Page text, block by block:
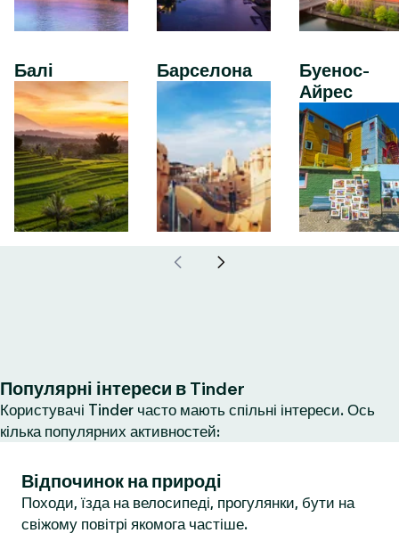
Балі Барселона
Буенос-
Айрес
Популярні інтереси в Tinder
Користувачі Tinder часто мають спільні інтереси. Ось
кілька популярних активностей:
Відпочинок на природі
Походи, їзда на велосипеді, прогулянки, бути на
свіжому повітрі якомога частіше.